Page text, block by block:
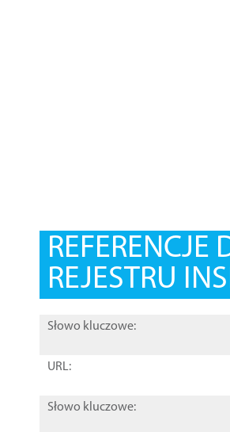
REJESTRU
Słowo kluczowe:
URL:
Słowo kluczowe: